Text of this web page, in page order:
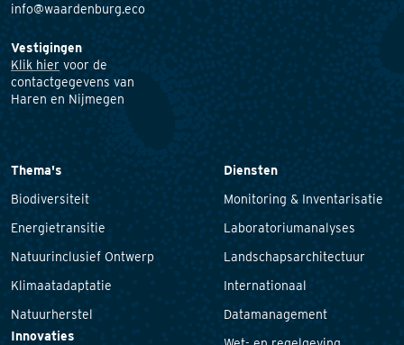
info@waardenburg.eco
Vestigingen
Klik hier voor de
contactgegevens van
Haren en Nijmegen
Thema's
Biodiversiteit
Energietransitie
Natuurinclusief Ontwerp
Klimaatadaptatie
Natuurherstel
Innovaties
Diensten
Monitoring & Inventarisatie
Laboratoriumanalyses
Landschapsarchitectuur
Internationaal
Datamanagement